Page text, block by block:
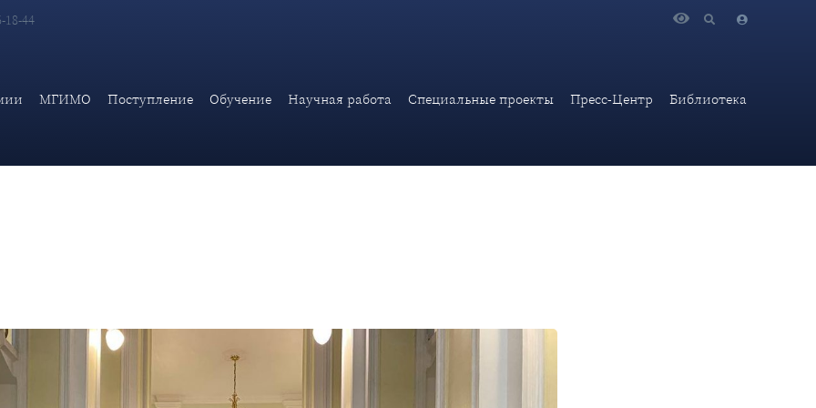
18-44
МГИМО Поступление Обучение Научная работа Специальные проекты Пресс-Центр Библиотека
МИД России состоялась установочная встреча Ассоциации студентов-международников